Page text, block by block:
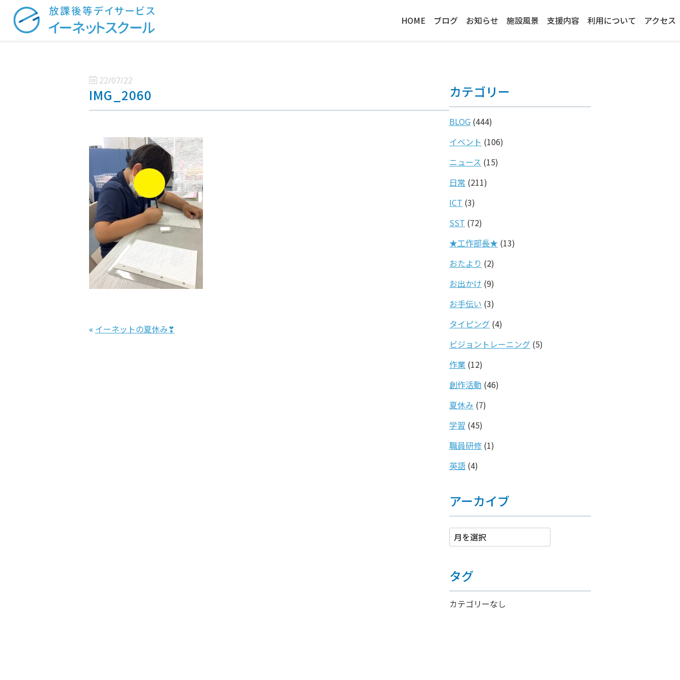
HOME ブログ お知らせ 施設風景 支援内容 利用について アクセス
22/07/22
IMG_2060
« イーネットの夏休み❣
カテゴリー
BLOG (444)
イベント (106)
ニュース (15)
日常 (211)
ICT (3)
SST (72)
★工作部長★ (13)
おたより (2)
お出かけ (9)
お手伝い (3)
タイピング (4)
ビジョントレーニング (5)
作業 (12)
創作活動 (46)
夏休み (7)
学習 (45)
職員研修 (1)
英語 (4)
アーカイブ
タグ
カテゴリーなし